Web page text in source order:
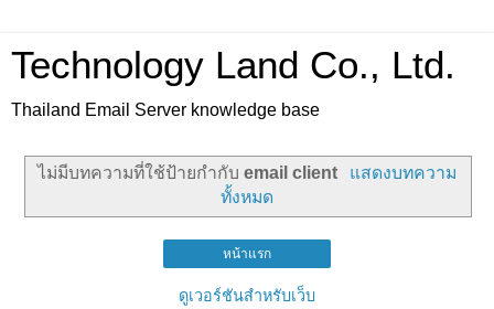
Technology Land Co., Ltd.
Thailand Email Server knowledge base
ไม่มีบทความที่ใช้ป้ายกำกับemail client
แสดงบทความ
ทั้งหมด
หน้าแรก
ดูเวอร์ชันสำหรับเว็บ